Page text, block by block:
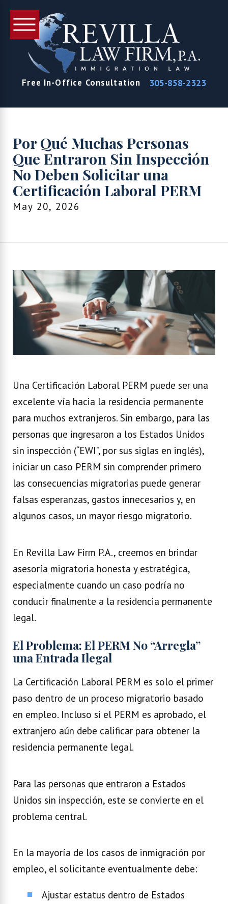
Free In-Office Consultation 305-858-2323
Por Qué Muchas Personas
Que Entraron Sin Inspección
No Deben Solicitar una
Certificación Laboral PERM
May 20, 2026
Una Certificación Laboral PERM puede ser una
excelente vía hacia la residencia permanente
para muchos extranjeros. Sin embargo, para las
personas que ingresaron a los Estados Unidos
sin inspección (“EWI”, por sus siglas en inglés),
iniciar un caso PERM sin comprender primero
las consecuencias migratorias puede generar
falsas esperanzas, gastos innecesarios y, en
algunos casos, un mayor riesgo migratorio.
En Revilla Law Firm P.A., creemos en brindar
asesoría migratoria honesta y estratégica,
especialmente cuando un caso podría no
conducir finalmente a la residencia permanente
legal.
El Problema: El PERM No “Arregla”
una Entrada Ilegal
La Certificación Laboral PERM es solo el primer
paso dentro de un proceso migratorio basado
en empleo. Incluso si el PERM es aprobado, el
extranjero aún debe calificar para obtener la
residencia permanente legal.
Para las personas que entraron a Estados
Unidos sin inspección, este se convierte en el
problema central.
En la mayoría de los casos de inmigración por
empleo, el solicitante eventualmente debe:
Ajustar estatus dentro de Estados